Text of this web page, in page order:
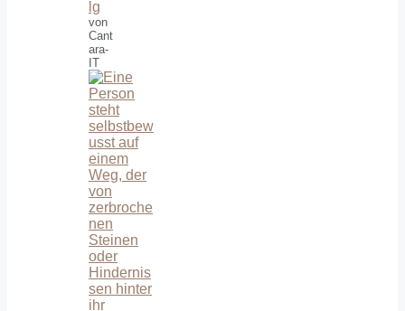
lg
von
Cant
ara-
IT